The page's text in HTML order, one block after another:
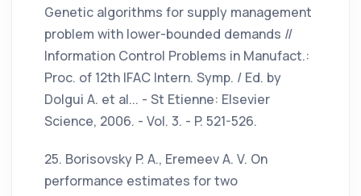
Genetic algorithms for supply management
problem with lower-bounded demands //
Information Control Problems in Manufact.:
Proc. of 12th IFAC Intern. Symp. / Ed. by
Dolgui A. et al... - St Etienne: Elsevier
Science, 2006. - Vol. 3. - P. 521-526.
25. Borisovsky P. A., Eremeev A. V. On
performance estimates for two